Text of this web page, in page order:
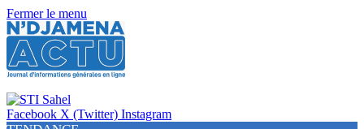
Fermer le menu
Facebook X (Twitter) Instagram